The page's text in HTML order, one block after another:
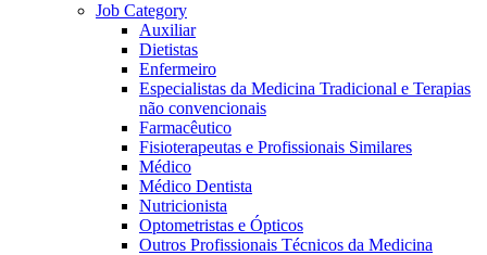
Job Category
Auxiliar
Dietistas
Enfermeiro
Especialistas da Medicina Tradicional e Terapias
não convencionais
Farmacêutico
Fisioterapeutas e Profissionais Similares
Médico
Médico Dentista
Nutricionista
Optometristas e Ópticos
Outros Profissionais Técnicos da Medicina